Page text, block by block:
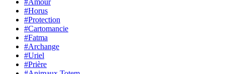
#Horus
#Protection
#Cartomancie
#Fatma
#Archange
#Uriel
#Prière